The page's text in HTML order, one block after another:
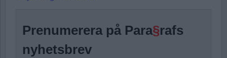
Prenumerera på Para§rafs
nyhetsbrev